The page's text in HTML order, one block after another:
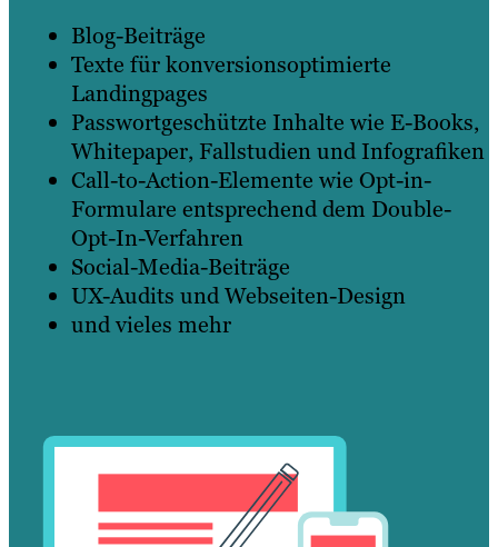
Blog-Beiträge
Texte für konversionsoptimierte
Landingpages
Passwortgeschützte Inhalte wie E-Books,
Whitepaper, Fallstudien und Infografiken
Call-to-Action-Elemente wie Opt-in-
Formulare entsprechend dem Double-
Opt-In-Verfahren
Social-Media-Beiträge
UX-Audits und Webseiten-Design
und vieles mehr